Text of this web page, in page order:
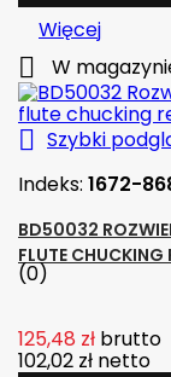
Więcej
 W
 Szybki
Indeks: 1672-
BD50032
FLUTE CHUCKING
(0)
125,48 zł brutto
102,02 zł netto